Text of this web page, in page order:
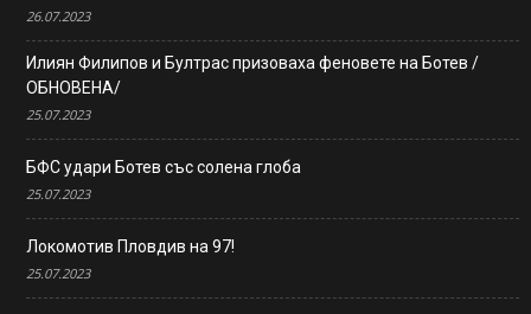
26.07.2023
Илиян Филипов и Бултрас призоваха феновете на Ботев /
ОБНОВЕНА/
25.07.2023
БФС удари Ботев със солена глоба
25.07.2023
Локомотив Пловдив на 97!
25.07.2023